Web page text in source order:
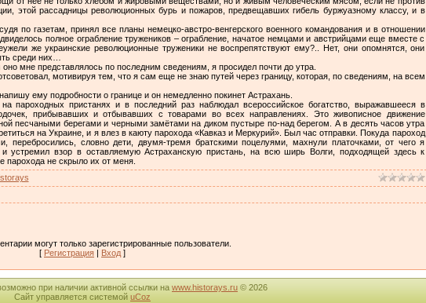
этой рассадницы революционных бурь и пожаров, предвещавших гибель буржуазному классу, и в
по газетам, принял все планы немецко-австро-венгерского военного командования и в отношении
полное ограбление тружеников – ограбление, начатое немцами и австрийцами еще вместе с
же украинские революционные труженики не воспрепятствуют ему?.. Нет, они опомнятся, они
среди них…
мне представлялось по последним сведениям, я просидел почти до утра.
мотивируя тем, что я сам еще не знаю путей через границу, которая, по сведениям, на всем
ему подробности о границе и он немедленно покинет Астрахань.
пристанях и в последний раз наблюдал всероссийское богатство, выражавшееся в
прибывавших и отбывавших с товарами во всех направлениях. Это живописное движение
песчаными берегами и черными замётами на диком пустыре по-над берегом. А в десять часов утра
на Украине, и я влез в каюту парохода «Кавказ и Меркурий». Был час отправки. Покуда пароход
перебросились, словно дети, двумя-тремя братскими поцелуями, махнули платочками, от чего я
устремил взор в оставляемую Астраханскую пристань, на всю ширь Волги, подходящей здесь к
парохода не скрыло их от меня.
могут только зарегистрированные пользователи.
[ Регистрация | Вход ]
при наличии активной ссылки на www.historays.ru © 2026
Сайт управляется системой uCoz